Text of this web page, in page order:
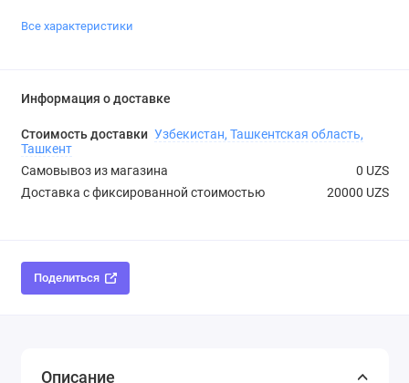
Все характеристики
Информация о доставке
Стоимость доставки Узбекистан, Ташкентская область,
Ташкент
Самовывоз из магазина
0 UZS
Доставка с фиксированной стоимостью
20000 UZS
Поделиться
Описание